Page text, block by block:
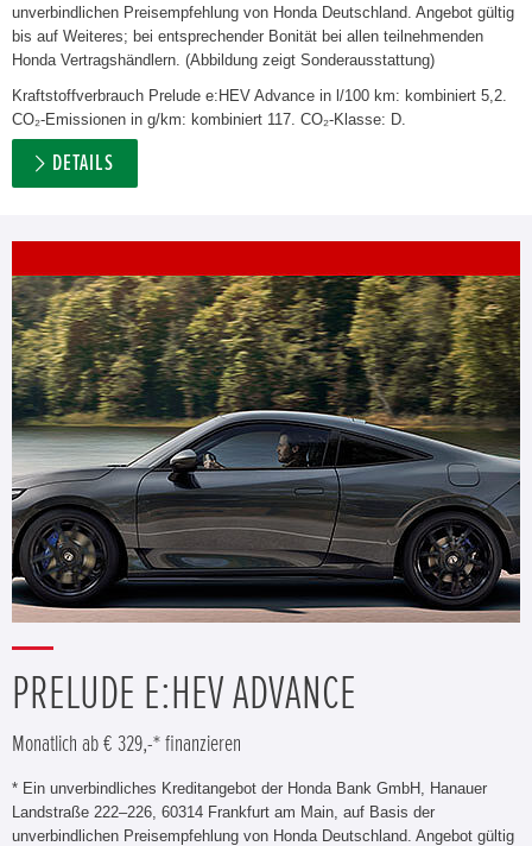
unverbindlichen Preisempfehlung von Honda Deutschland. Angebot gültig
bis auf Weiteres; bei entsprechender Bonität bei allen teilnehmenden
Honda Vertragshändlern. (Abbildung zeigt Sonderausstattung)
Kraftstoffverbrauch Prelude e:HEV Advance in l/100 km: kombiniert 5,2.
CO₂-Emissionen in g/km: kombiniert 117. CO₂-Klasse: D.
DETAILS
PRELUDE E:HEV ADVANCE
Monatlich ab € 329,-* finanzieren
* Ein unverbindliches Kreditangebot der Honda Bank GmbH, Hanauer
Landstraße 222–226, 60314 Frankfurt am Main, auf Basis der
unverbindlichen Preisempfehlung von Honda Deutschland. Angebot gültig